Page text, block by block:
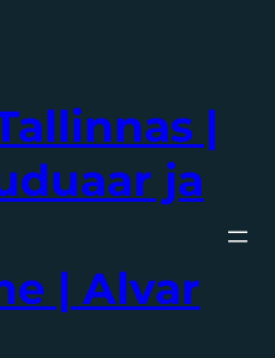
|
ja
| Alvar